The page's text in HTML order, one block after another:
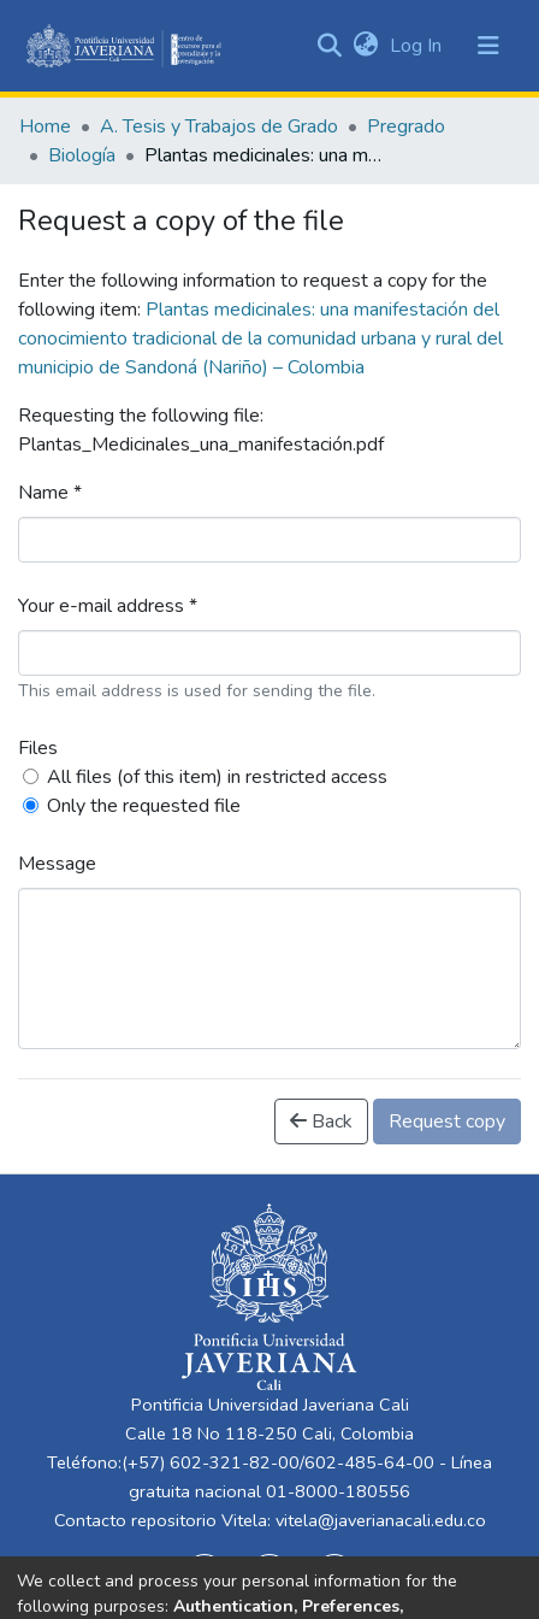
&
Collections
Log In (current)
Home A. Tesis y Trabajos de Grado
Pregrado
Biología
Plantas medicinales: una manifestación del conocimiento tradicional de la comunidad urbana y rural del municipio de Sandoná (Nariño) – Colombia
Request a copy of the file
Enter the following information to request a copy for the
following item: Plantas medicinales: una manifestación del
conocimiento tradicional de la comunidad urbana y rural del
municipio de Sandoná (Nariño) – Colombia
Requesting the following file:
Plantas_Medicinales_una_manifestación.pdf
Name *
Your e-mail address *
This email address is used for sending the file.
Files
All files (of this item) in restricted access
Only the requested file
Message
Back Request copy
Pontificia Universidad Javeriana Cali
Calle 18 No 118-250 Cali, Colombia
Teléfono:(+57) 602-321-82-00/602-485-64-00 - Línea
gratuita nacional 01-8000-180556
Contacto repositorio Vitela: vitela@javerianacali.edu.co
We collect and process your personal information for the
following purposes: Authentication, Preferences,